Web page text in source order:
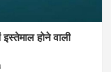
होने वाली